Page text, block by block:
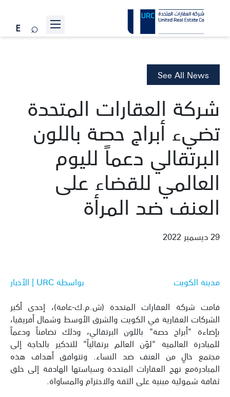
الاستدامة
الأخبار
انضم إلينا
تواصل معنا
See All News
شركة العقارات المتحدة
تضيء أبراج حصة باللون
البرتقالي دعماً لليوم
العالمي للقضاء على
العنف ضد المرأة
29 ديسمبر 2022
بواسطة URC | الأخبار
مدينة الكويت
قامت شركة العقارات المتحدة (ش.م.ك-عامة)، إحدى أكبر
الشركات العقارية في الكويت والشرق الأوسط وشمال أفريقيا،
بإضاءة "أبراج حصة" باللون البرتقالي، وذلك تضامناً ودعماً
للمبادرة العالمية "لوّن العالم برتقالياً" للتذكير بالحاجة إلى
مجتمع خالٍ من العنف ضد النساء. وتتوافق أهداف هذه
المبادرةمع نهج العقارات المتحدة وسياستها الهادفة إلى خلق
ثقافة شمولية مبنية على الثقة والاحترام والمساواة.